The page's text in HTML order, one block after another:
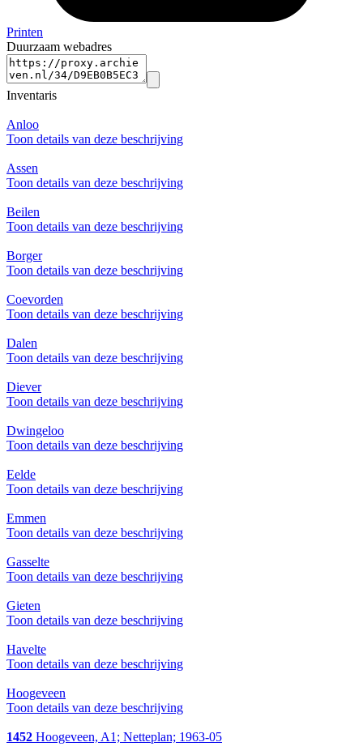
Printen
Duurzaam webadres
Inventaris
Anloo
Toon details van deze beschrijving
Assen
Toon details van deze beschrijving
Beilen
Toon details van deze beschrijving
Borger
Toon details van deze beschrijving
Coevorden
Toon details van deze beschrijving
Dalen
Toon details van deze beschrijving
Diever
Toon details van deze beschrijving
Dwingeloo
Toon details van deze beschrijving
Eelde
Toon details van deze beschrijving
Emmen
Toon details van deze beschrijving
Gasselte
Toon details van deze beschrijving
Gieten
Toon details van deze beschrijving
Havelte
Toon details van deze beschrijving
Hoogeveen
Toon details van deze beschrijving
1452 Hoogeveen, A1; Netteplan; 1963-05